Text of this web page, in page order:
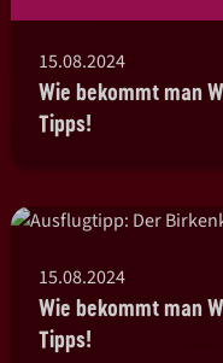
15.08.2024
Wie bekommt man
Tipps!
15.08.2024
Wie bekommt man
Tipps!